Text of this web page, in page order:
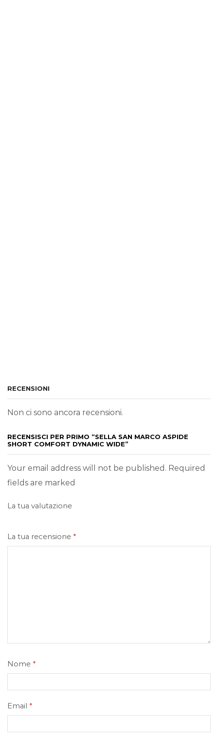
RECENSIONI
Non ci sono ancora recensioni.
RECENSISCI PER PRIMO “SELLA SAN MARCO ASPIDE
SHORT COMFORT DYNAMIC WIDE”
Your email address will not be published. Required
fields are marked
La tua valutazione
La tua recensione *
Nome *
Email *